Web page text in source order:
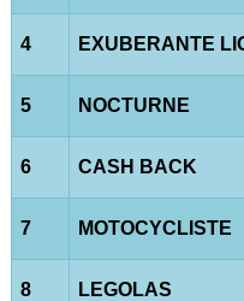
4 EXUBERANTE
5 NOCTURNE
6 CASH BACK
7 MOTOCYCLISTE
8 LEGOLAS